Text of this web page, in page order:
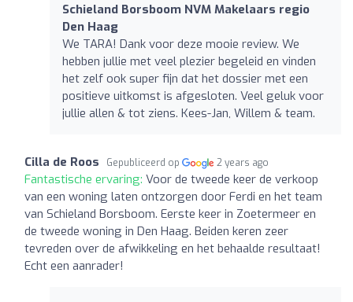
Schieland Borsboom NVM Makelaars regio
Den Haag
We TARA! Dank voor deze mooie review. We
hebben jullie met veel plezier begeleid en vinden
het zelf ook super fijn dat het dossier met een
positieve uitkomst is afgesloten. Veel geluk voor
jullie allen & tot ziens. Kees-Jan, Willem & team.
Cilla de Roos Gepubliceerd op 2 years ago
Fantastische ervaring: Voor de tweede keer de verkoop
van een woning laten ontzorgen door Ferdi en het team
van Schieland Borsboom. Eerste keer in Zoetermeer en
de tweede woning in Den Haag. Beiden keren zeer
tevreden over de afwikkeling en het behaalde resultaat!
Echt een aanrader!